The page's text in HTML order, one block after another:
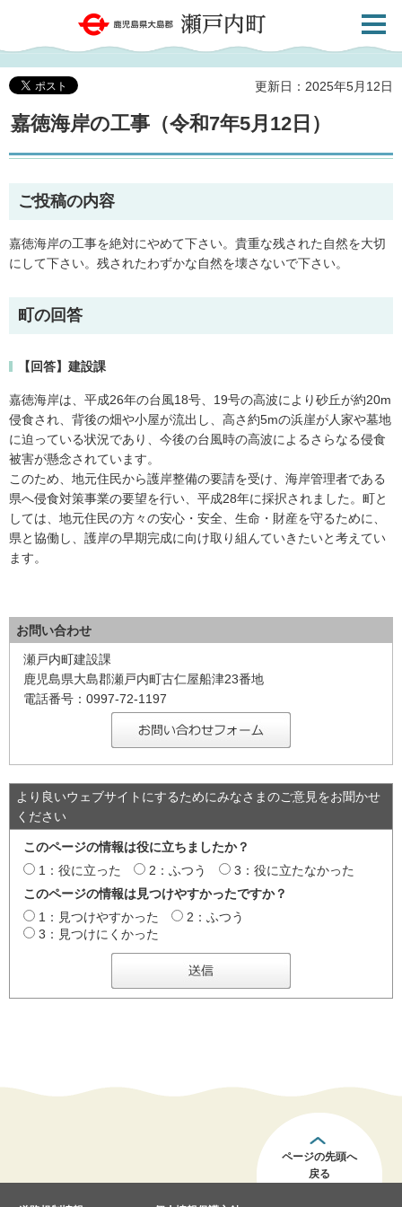
鹿児島県大島郡 瀬戸内町
共通メ
更新日：2025年5月12日
嘉徳海岸の工事（令和7年5月12日）
ご投稿の内容
嘉徳海岸の工事を絶対にやめて下さい。貴重な残された自然を大切
にして下さい。残されたわずかな自然を壊さないで下さい。
町の回答
【回答】建設課
嘉徳海岸は、平成26年の台風18号、19号の高波により砂丘が約20m
侵食され、背後の畑や小屋が流出し、高さ約5mの浜崖が人家や墓地
に迫っている状況であり、今後の台風時の高波によるさらなる侵食
被害が懸念されています。
このため、地元住民から護岸整備の要請を受け、海岸管理者である
県へ侵食対策事業の要望を行い、平成28年に採択されました。町と
しては、地元住民の方々の安心・安全、生命・財産を守るために、
県と協働し、護岸の早期完成に向け取り組んていきたいと考えてい
ます。
お問い合わせ
瀬戸内町建設課
鹿児島県大島郡瀬戸内町古仁屋船津23番地
電話番号：0997-72-1197
より良いウェブサイトにするためにみなさまのご意見をお聞かせ
ください
このページの情報は役に立ちましたか？
1：役に立った
2：ふつう
3：役に立たなかった
このページの情報は見つけやすかったですか？
1：見つけやすかった
2：ふつう
3：見つけにくかった
ページの先頭へ
戻る